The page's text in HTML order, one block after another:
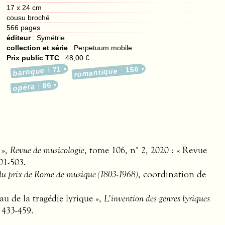
17 x 24 cm
cousu broché
566 pages
éditeur:Symétrie
collection et série : Perpetuum mobile
Prix public TTC :48,00 €
baroque 71 romantique 156
opéra 86
Revue de musicologie, tome 106, n° 2, 2020 : « Revue
503.
prix de Rome de musique (1803-1968), coordination de
de la tragédie lyrique », L’invention des genres lyriques
459.